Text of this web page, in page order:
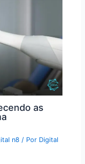
as
n8 / Por Digital